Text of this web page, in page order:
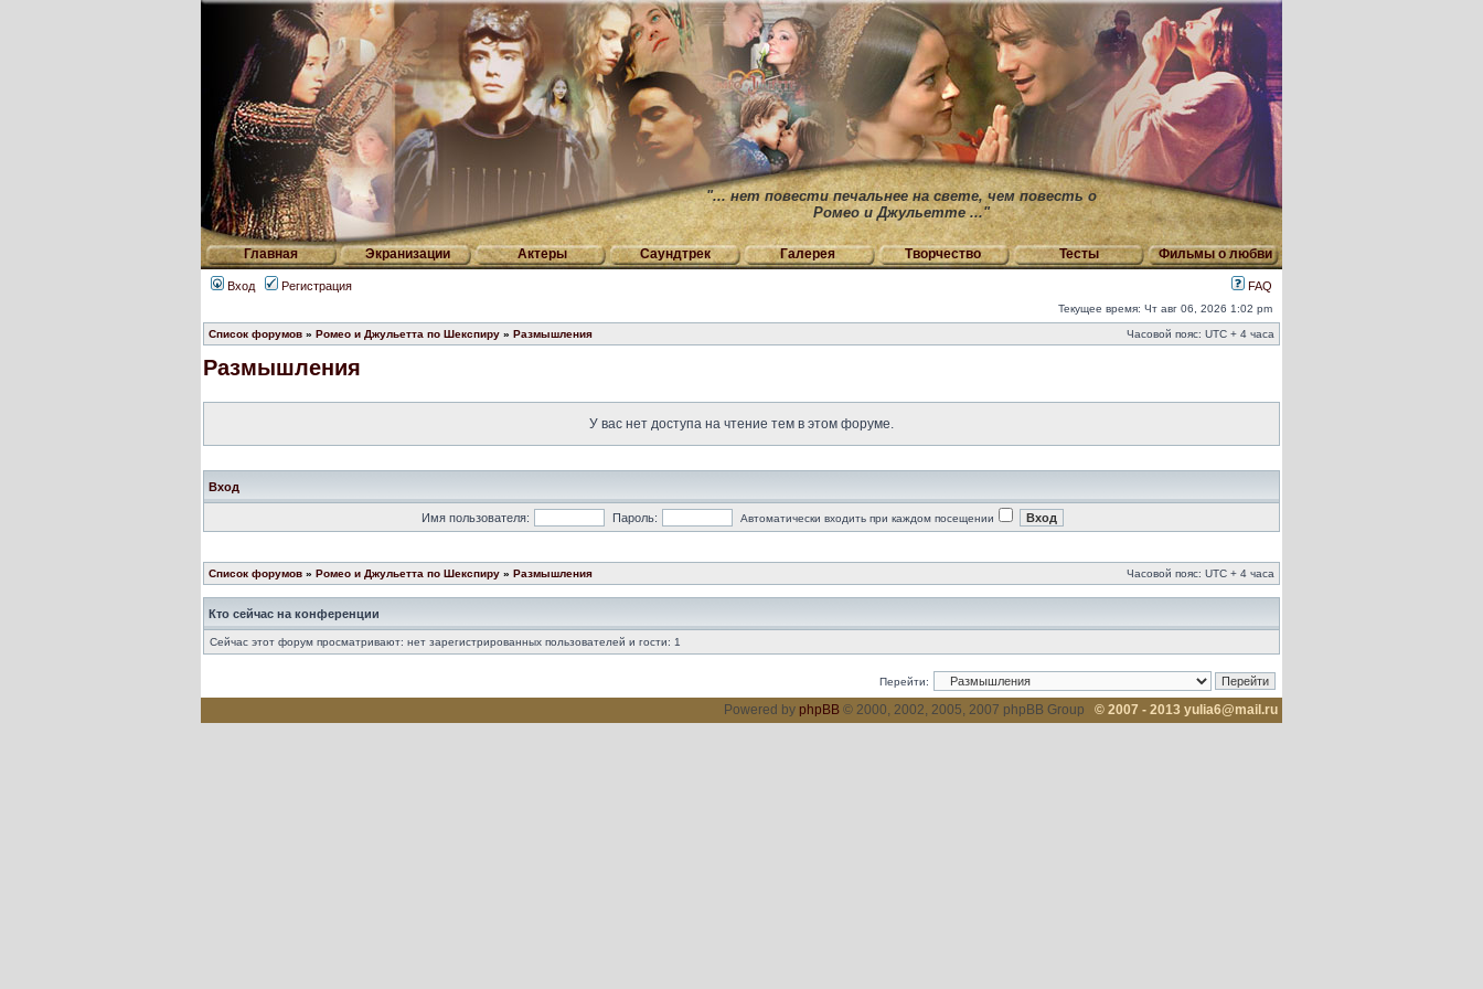
"... нет повести печальнее на свете, чем повесть о
Ромео и Джульетте ..."
Главная Экранизации Актеры Саундтрек Галерея Творчество Тесты Фильмы о любви
Вход Регистрация FAQ
Текущее время: Чт авг 06, 2026 1:02 pm
Список форумов » Ромео и Джульетта по Шекспиру » Размышления Часовой пояс: UTC + 4 часа
Размышления
У вас нет доступа на чтение тем в этом форуме.
Вход
Имя пользователя: Пароль: Автоматически входить при каждом посещении
Список форумов » Ромео и Джульетта по Шекспиру » Размышления Часовой пояс: UTC + 4 часа
Кто сейчас на конференции
Сейчас этот форум просматривают: нет зарегистрированных пользователей и гости: 1
Перейти:
Powered by phpBB © 2000, 2002, 2005, 2007 phpBB Group © 2007 - 2013 yulia6@mail.ru